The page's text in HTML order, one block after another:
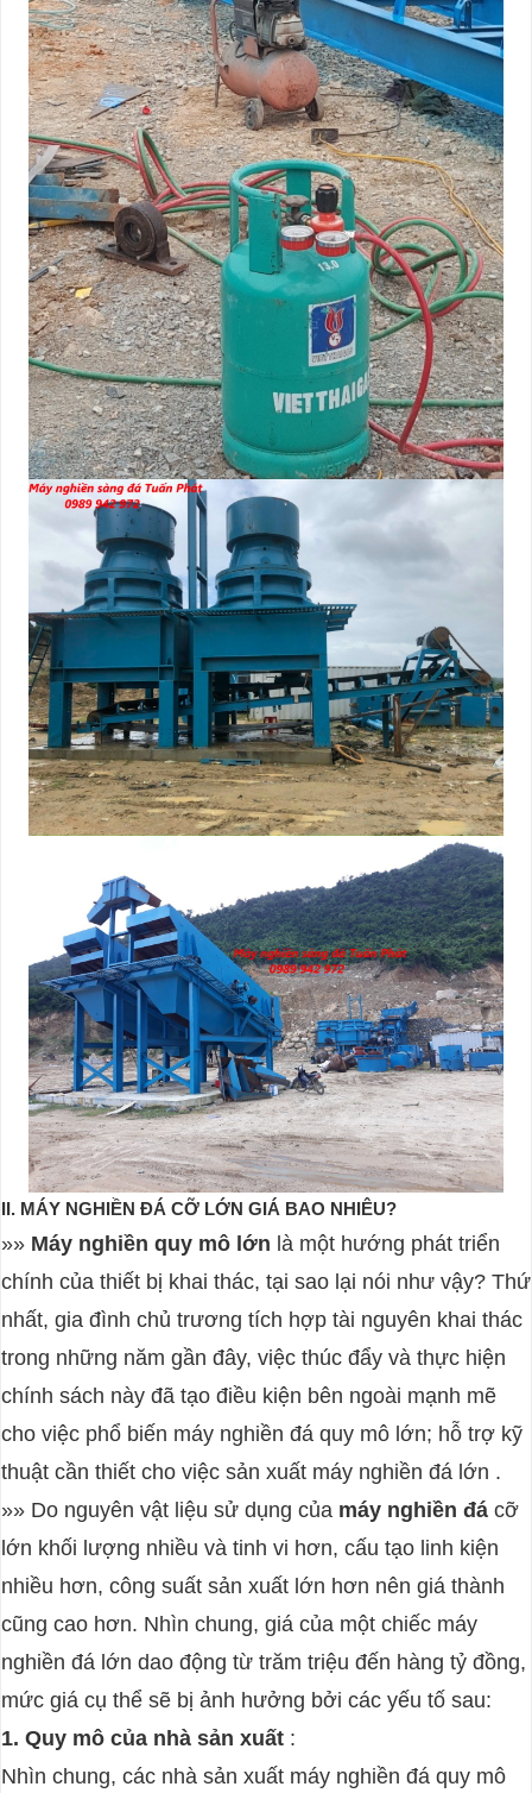
II. MÁY NGHIỀN ĐÁ CỠ LỚN GIÁ BAO NHIÊU?
»» Máy nghiền quy mô lớn là một hướng phát triển
chính của thiết bị khai thác, tại sao lại nói như vậy? Thứ
nhất, gia đình chủ trương tích hợp tài nguyên khai thác
trong những năm gần đây, việc thúc đẩy và thực hiện
chính sách này đã tạo điều kiện bên ngoài mạnh mẽ
cho việc phổ biến máy nghiền đá quy mô lớn; hỗ trợ kỹ
thuật cần thiết cho việc sản xuất máy nghiền đá lớn .
»» Do nguyên vật liệu sử dụng của máy nghiền đá cỡ
lớn khối lượng nhiều và tinh vi hơn, cấu tạo linh kiện
nhiều hơn, công suất sản xuất lớn hơn nên giá thành
cũng cao hơn. Nhìn chung, giá của một chiếc máy
nghiền đá lớn dao động từ trăm triệu đến hàng tỷ đồng,
mức giá cụ thể sẽ bị ảnh hưởng bởi các yếu tố sau:
1. Quy mô của nhà sản xuất :
Nhìn chung, các nhà sản xuất máy nghiền đá quy mô